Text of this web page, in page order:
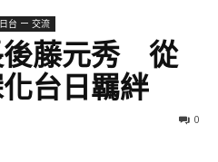
日台 ー 交流
後藤元秀 從
台日羈絆
0